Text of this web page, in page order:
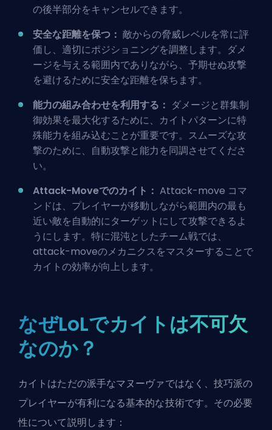
の後半部分をキャンセルできます。
安全な距離を保つ： 敵からの脅威レベルを常に評
価し、適切にポジショニングを調整します。ダメ
ージを与える範囲内でありながら、予期せぬ攻撃
を避けるために安全な距離を保ちます。
能力の組み合わせを利用する： ダメージと群集制
御効果を最大化するために、カイトパターンに特
殊能力を組み込むことが重要です。スムーズな攻
撃のために、自動攻撃と能力を同調させてくださ
い。
Attack-Moveでのカイト： Attack-move コマ
ンドは、プレイヤーが移動しながら範囲内の最も
近い敵を自動的にターゲットにして攻撃できるよ
うにします。特に混沌としたチーム戦では、
attack-moveのメカニクスをマスターすることで
カイトの効率が向上します。
なぜLoLでカイトは不可欠
なのか？
カイトはただの派手なマヌーヴァではなく、技巧派の
プレイヤーが有利になる基本的な技術です。その必要
性について説明します：